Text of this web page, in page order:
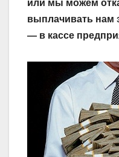
или мы можем
выплачивать нам
— в кассе